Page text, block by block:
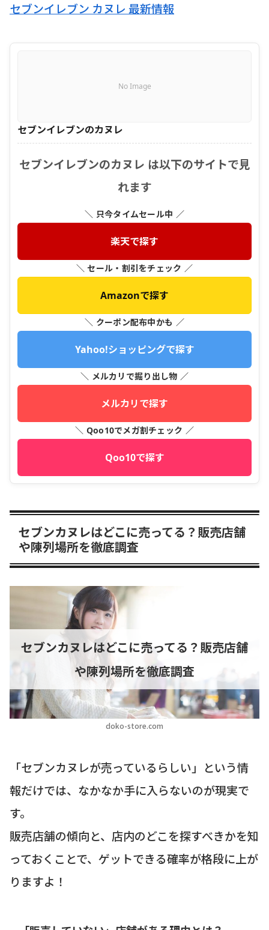
セブンイレブン カヌレ 最新情報
No Image
セブンイレブンのカヌレ
セブンイレブンのカヌレ は以下のサイトで見
れます
＼ 只今タイムセール中 ／
楽天で探す
＼ セール・割引をチェック ／
Amazonで探す
＼ クーポン配布中かも ／
Yahoo!ショッピングで探す
＼ メルカリで掘り出し物 ／
メルカリで探す
＼ Qoo10でメガ割チェック ／
Qoo10で探す
セブンカヌレはどこに売ってる？販売店舗
や陳列場所を徹底調査
doko-store.com
セブンカヌレはどこに売ってる？販売店舗
や陳列場所を徹底調査
「セブンカヌレが売っているらしい」という情
報だけでは、なかなか手に入らないのが現実で
す。
販売店舗の傾向と、店内のどこを探すべきかを知
っておくことで、ゲットできる確率が格段に上が
りますよ！